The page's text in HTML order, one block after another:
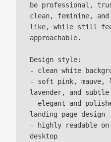
be professional,
clean, feminine, and
like, while still
approachable.
Design style:
- clean white
- soft pink, mauve,
lavender, and
- elegant and
landing page design
- highly readable on
desktop